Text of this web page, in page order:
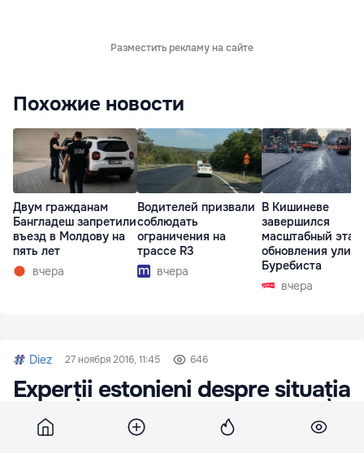
Разместить рекламу на сайте
Похожие новости
Двум гражданам
Бангладеш запретили
въезд в Молдову на
пять лет
вчера
Водителей призвали
соблюдать
ограничения на
трассе R3
вчера
В Кишиневе
завершился
масштабный этап
обновления
Буребиста
вчера
Diez 27 ноября 2016, 11:45 646
Experții estonieni despre situația
Educație din Moldova: În câțiva
ani nu veți mai avea profesori